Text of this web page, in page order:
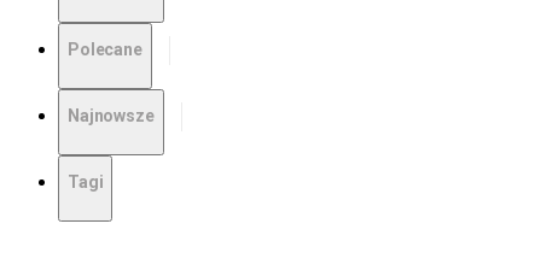
Polecane
Najnowsze
Tagi